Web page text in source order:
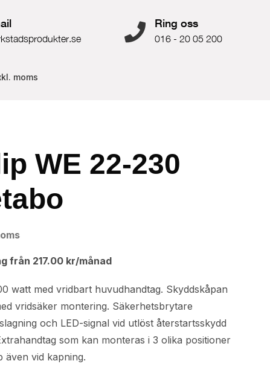
Ring oss
016 - 20 05 200
moms
från 217.00 kr/månad
WE 22-230
watt med vridbart huvudhandtag. Skyddskåpan
vridsäker montering. Säkerhetsbrytare
och LED-signal vid utlöst återstartsskydd
som kan monteras i 3 olika positioner
vid kapning.